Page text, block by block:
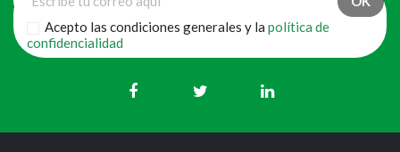
Acepto las condiciones generales y lapolítica de
confidencialidad